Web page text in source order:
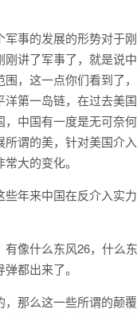
军事的发展的形势对于
刚讲了军事了，就是说
围，这一点你们看到了
洋第一岛链，在过去美
，中国有一度是无可奈
所谓的美，针对美国介
大的变化。
些年来中国在反介入实
有像什么东风26，什么
都出来了。
，那么这一些所谓的颠